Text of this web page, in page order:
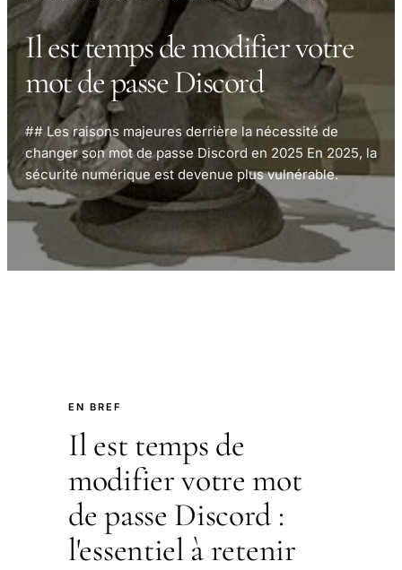
Il est temps de modifier votre
mot de passe Discord
## Les raisons majeures derrière la nécessité de
changer son mot de passe Discord en 2025 En 2025, la
sécurité numérique est devenue plus vulnérable.
EN BREF
Il est temps de
modifier votre mot
de passe Discord :
l'essentiel à retenir